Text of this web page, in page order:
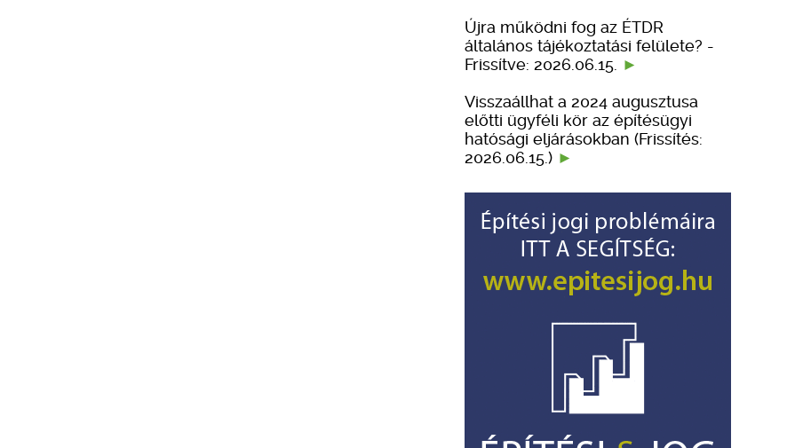
Újra működni fog az ÉTDR
általános tájékoztatási felülete? -
Frissítve: 2026.06.15.
Visszaállhat a 2024 augusztusa
előtti ügyféli kör az építésügyi
hatósági eljárásokban (Frissítés:
2026.06.15.)